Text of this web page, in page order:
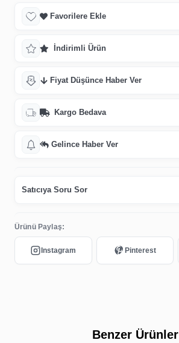
Favorilere Ekle
İndirimli Ürün
Fiyat Düşünce Haber Ver
Kargo Bedava
Gelince Haber Ver
Satıcıya Soru Sor
Ürünü Paylaş:
Benzer Ürünler